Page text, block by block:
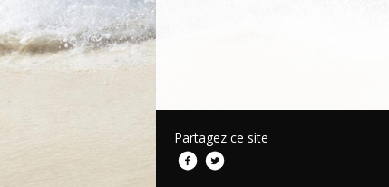
Partagez ce site